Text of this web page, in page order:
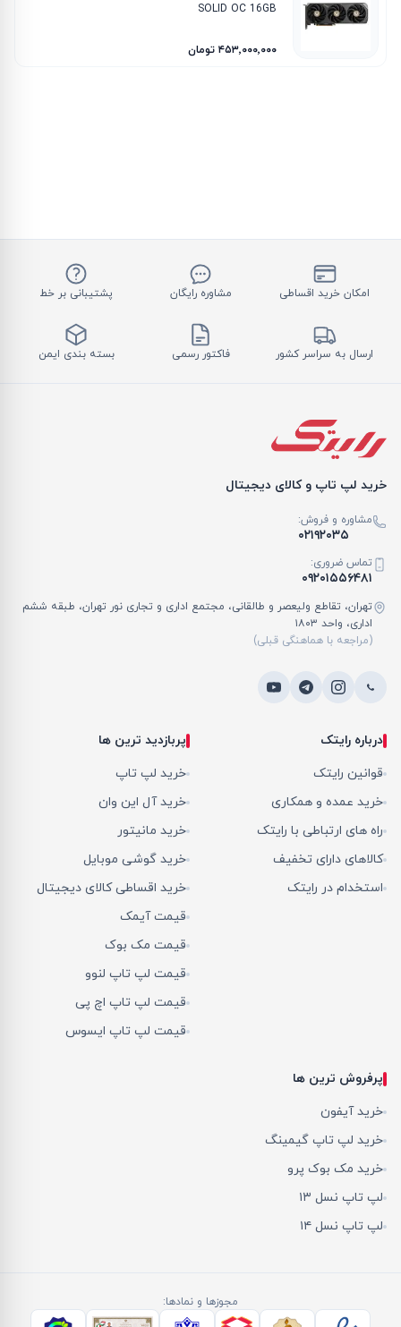
SOLID OC 16GB
۴۵۳٬۰۰۰٬۰۰۰ تومان
امکان خرید اقساطی مشاوره رایگان پشتیبانی بر خط
ارسال به سراسر کشور فاکتور رسمی بسته بندی ایمن
خرید لپ تاپ و کالای دیجیتال
مشاوره و فروش:
۰۲۱۹۲۰۳۵
تماس ضروری:
۰۹۲۰۱۵۵۶۴۸۱
تهران، تقاطع ولیعصر و طالقانی، مجتمع اداری و تجاری نور تهران، طبقه ششم
اداری، واحد ۱۸۰۳
(مراجعه با هماهنگی قبلی)
درباره رایتک
قوانین رایتک
خرید عمده و همکاری
راه های ارتباطی با رایتک
کالاهای دارای تخفیف
استخدام در رایتک
پربازدید ترین ها
خرید لپ تاپ
خرید آل این وان
خرید مانیتور
خرید گوشی موبایل
خرید اقساطی کالای دیجیتال
قیمت آیمک
قیمت مک بوک
قیمت لپ تاپ لنوو
قیمت لپ تاپ اچ پی
قیمت لپ تاپ ایسوس
پرفروش ترین ها
خرید آیفون
خرید لپ تاپ گیمینگ
خرید مک بوک پرو
لپ تاپ نسل ۱۳
لپ تاپ نسل ۱۴
مجوزها و نمادها: